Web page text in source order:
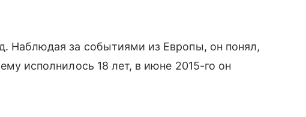
Наблюдая за событиями из Европы, он понял,
исполнилось 18 лет, в июне 2015-го он